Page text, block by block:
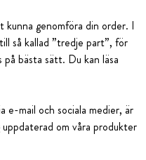
genomföra din order. I
så kallad ”tredje part”, för
bästa sätt. Du kan läsa
e-mail och sociala medier, är
om våra produkter